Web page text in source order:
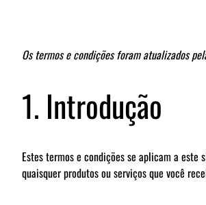
Os termos e condições foram atualizados
1. Introdução
Estes termos e condições se aplicam a este
quaisquer produtos ou serviços que você